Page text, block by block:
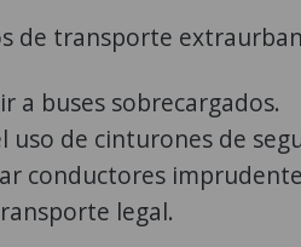
de transporte
a buses sobrecargados.
uso de cinturones de
conductores
legal.